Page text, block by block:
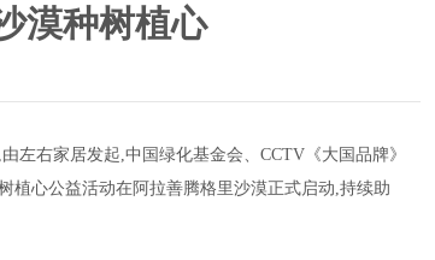
漠种树植心
左右家居发起,中国绿化基金会、CCTV《大国品牌》
植心公益活动在阿拉善腾格里沙漠正式启动,持续助